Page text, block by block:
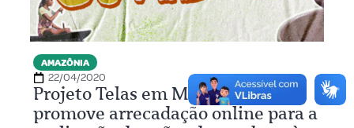
AMAZÔNIA
22/04/2020
Projeto Telas em Movimento
promove arrecadação online para a